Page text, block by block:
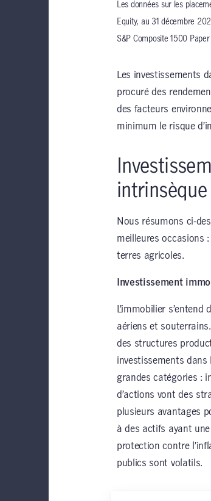
Les données sur les
Equity, au 31 décembre
S&P Composite 1500
Les investissements
procuré des
des facteurs
minimum le risque
intrinsèque
Nous résumons ci-
meilleures occasions
terres agricoles.
Investissement
L’immobilier
aériens et
des structures
investissements
grandes catégories :
d’actions vont des
plusieurs avantages
à des actifs ayant
protection contre
publics sont volatils.